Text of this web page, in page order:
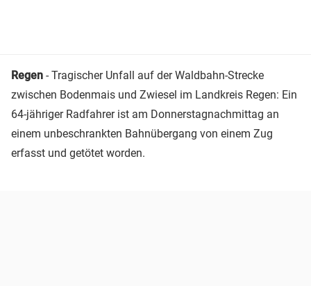
Regen - Tragischer Unfall auf der Waldbahn-Strecke
zwischen Bodenmais und Zwiesel im Landkreis Regen: Ein
64-jähriger Radfahrer ist am Donnerstagnachmittag an
einem unbeschrankten Bahnübergang von einem Zug
erfasst und getötet worden.